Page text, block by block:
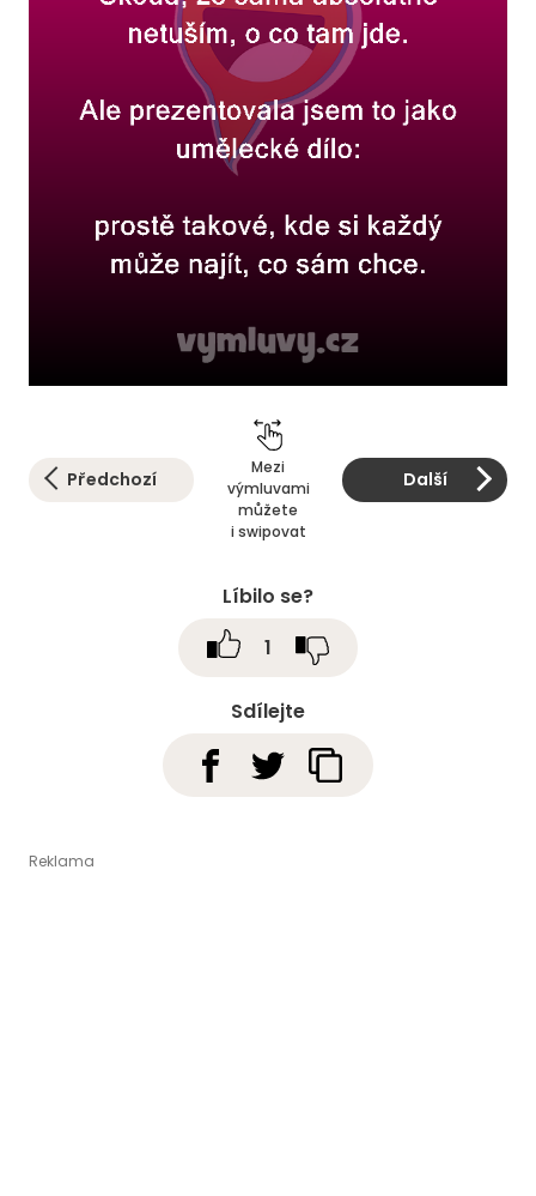
Předchozí
Mezi
výmluvami
můžete
i swipovat
Další
Sdílejte
Líbilo se?
1